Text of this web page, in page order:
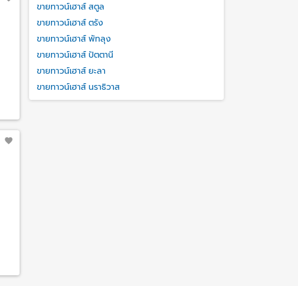
ขายทาวน์เฮาส์ สตูล
ขายทาวน์เฮาส์ ตรัง
ขายทาวน์เฮาส์ พัทลุง
ขายทาวน์เฮาส์ ปัตตานี
ขายทาวน์เฮาส์ ยะลา
ขายทาวน์เฮาส์ นราธิวาส